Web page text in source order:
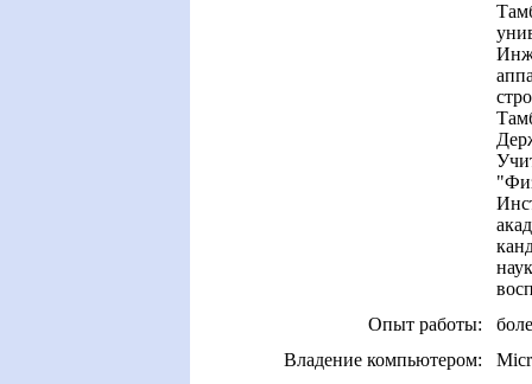
Опыт работы:
Владение компьютером: